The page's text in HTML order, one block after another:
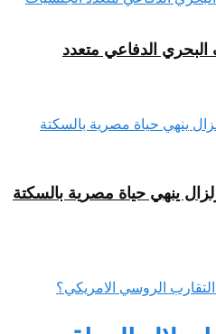
البحري الدفاعي متعدد
ينهي حياة مصرية بالسكتة